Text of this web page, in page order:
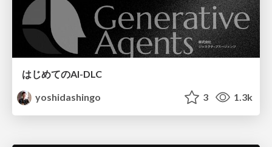
はじめてのAI-DLC
yoshidashingo
3 1.3k